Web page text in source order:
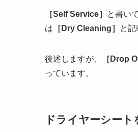
コインランドリ
アメリカではコインラン
は
［Dry Cleaning］ と